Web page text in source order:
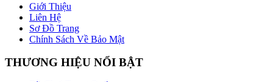
Giới Thiệu
Liên Hệ
Sơ Đồ Trang
Chính Sách Về Bảo Mật
THƯƠNG HIỆU NỔI BẬT